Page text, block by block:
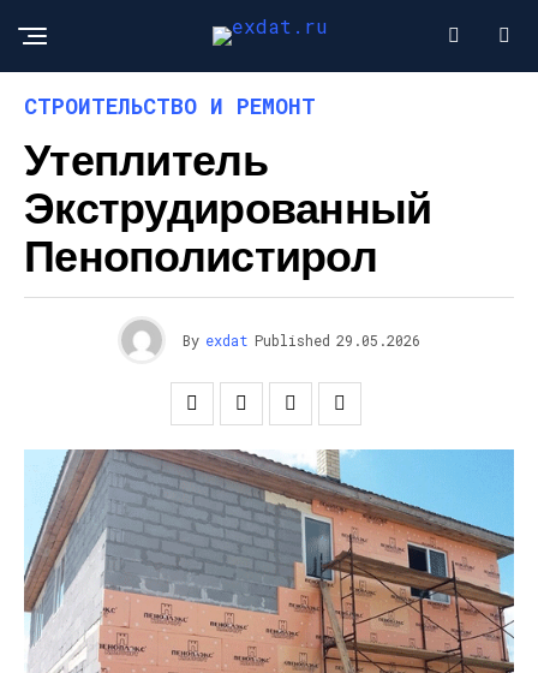
СТРОИТЕЛЬСТВО И РЕМОНТ
Утеплитель
Экструдированный
Пенополистирол
By exdat Published 29.05.2026